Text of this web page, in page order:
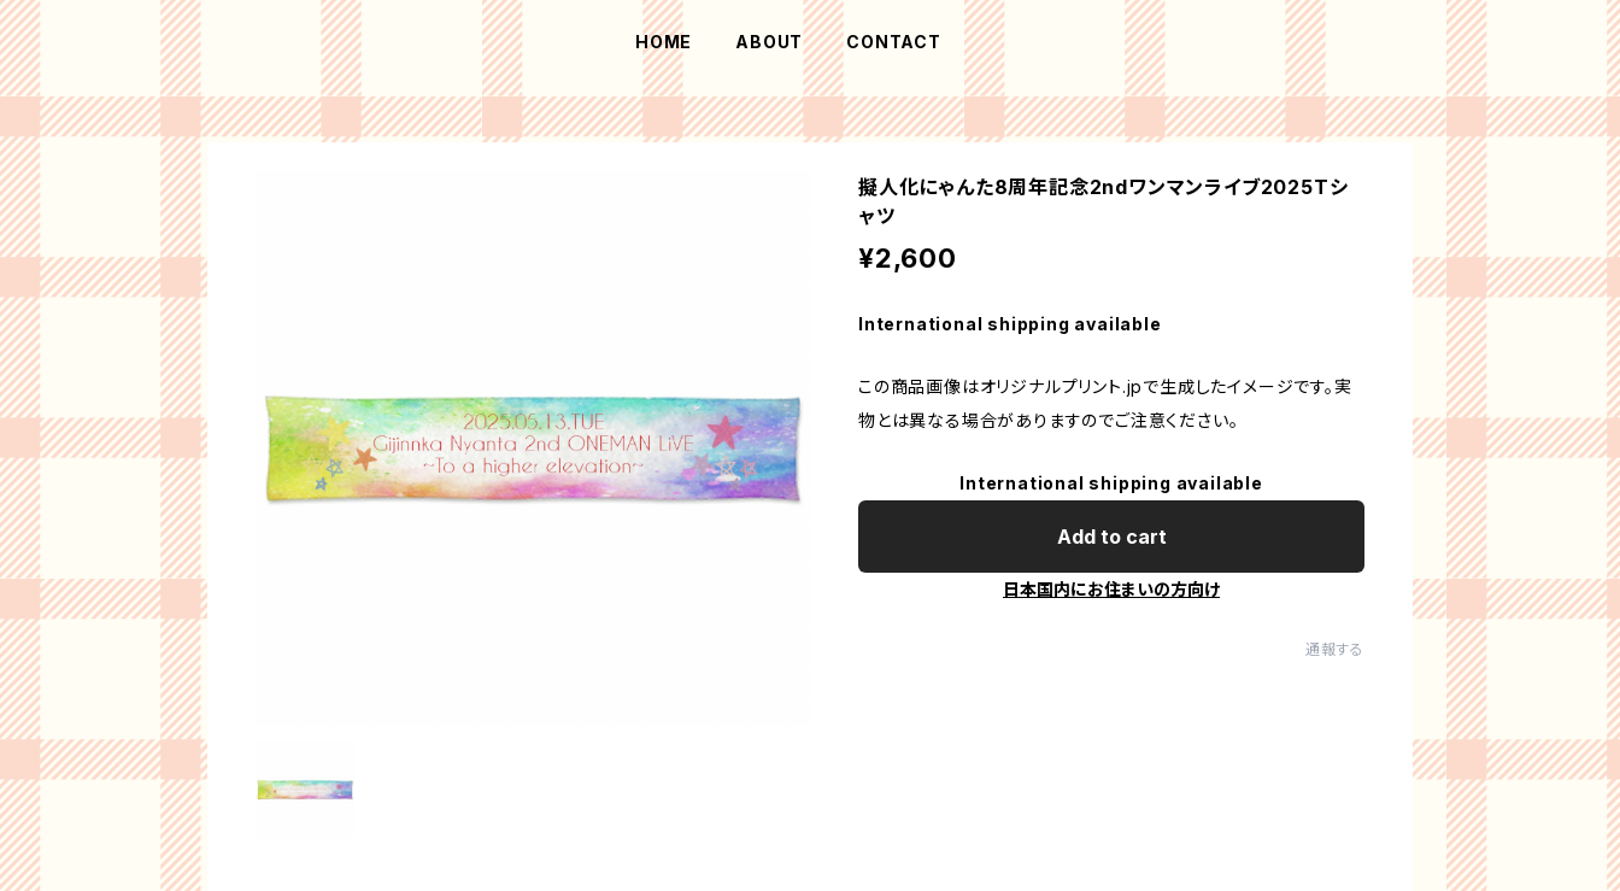
HOME ABOUT CONTACT
擬人化にゃんた8周年記念2ndワンマンライブ2025Tシ
ャツ
¥2,600
International shipping available
この商品画像はオリジナルプリント.jpで生成したイメージです。実
物とは異なる場合がありますのでご注意ください。
International shipping available
Add to cart
日本国内にお住まいの方向け
通報する